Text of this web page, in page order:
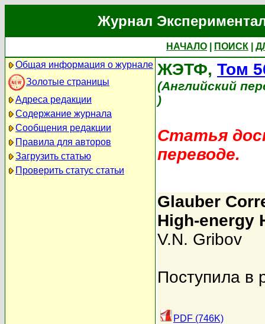
Журнал
НАЧАЛО ПОИСК
Общая информация о журнале
Золотые страницы
Адреса редакции
Содержание журнала
Сообщения редакции
Правила для авторов
Загрузить статью
Проверить статус статьи
ЖЭТФ, Том
(Английский
)
Статья
переводе.
Glauber
High-energy
V.N. Gribov
Поступила в
PDF (746K)